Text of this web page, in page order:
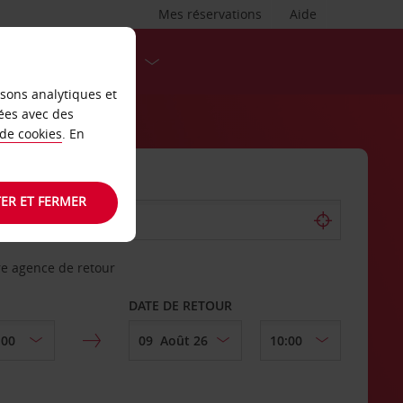
Aide
Mes réservations
agence de retour
DATE DE RETOUR
analytiques et
avec des
cookies. En
ET FERMER